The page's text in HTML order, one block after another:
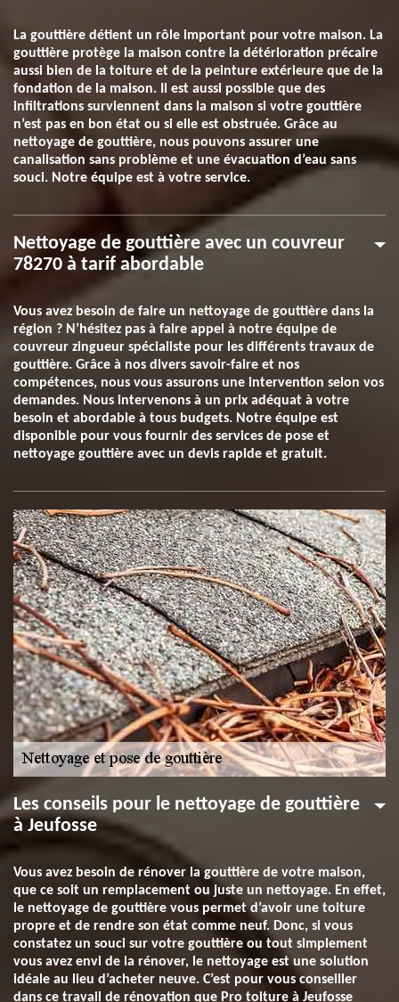
La gouttière détient un rôle important pour votre maison. La
gouttière protège la maison contre la détérioration précaire
aussi bien de la toiture et de la peinture extérieure que de la
fondation de la maison. Il est aussi possible que des
infiltrations surviennent dans la maison si votre gouttière
n’est pas en bon état ou si elle est obstruée. Grâce au
nettoyage de gouttière, nous pouvons assurer une
canalisation sans problème et une évacuation d’eau sans
souci. Notre équipe est à votre service.
Nettoyage de gouttière avec un couvreur
78270 à tarif abordable
Vous avez besoin de faire un nettoyage de gouttière dans la
région ? N’hésitez pas à faire appel à notre équipe de
couvreur zingueur spécialiste pour les différents travaux de
gouttière. Grâce à nos divers savoir-faire et nos
compétences, nous vous assurons une intervention selon vos
demandes. Nous intervenons à un prix adéquat à votre
besoin et abordable à tous budgets. Notre équipe est
disponible pour vous fournir des services de pose et
nettoyage gouttière avec un devis rapide et gratuit.
Les conseils pour le nettoyage de gouttière
à Jeufosse
Vous avez besoin de rénover la gouttière de votre maison,
que ce soit un remplacement ou juste un nettoyage. En effet,
le nettoyage de gouttière vous permet d’avoir une toiture
propre et de rendre son état comme neuf. Donc, si vous
constatez un souci sur votre gouttière ou tout simplement
vous avez envi de la rénover, le nettoyage est une solution
idéale au lieu d’acheter neuve. C’est pour vous conseiller
dans ce travail de rénovation que Pro toiture à Jeufosse